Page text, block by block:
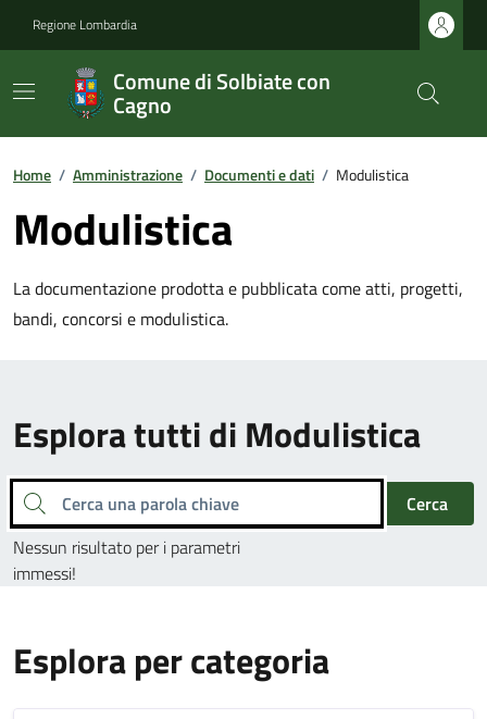
Regione Lombardia
Comune di Solbiate con
Cagno
Home / Amministrazione / Documenti e dati / Modulistica
Modulistica
La documentazione prodotta e pubblicata come atti, progetti,
bandi, concorsi e modulistica.
Esplora tutti di Modulistica
Cerca una parola chiave
Cerca
Nessun risultato per i parametri
immessi!
Esplora per categoria